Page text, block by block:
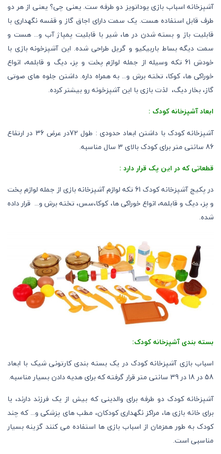
آشپزخانه اسباب بازی یوداتویز دو طرفه ست. یعنی چی؟ یعنی از هر دو
طرف قابل استفاده هست. یک سمت دارای اجاق گاز و قفسه نگهداری با
قابلیت باز و بسته شدن در ها، شیر با قابلیت پمپاژ آب و... هست و
سمت دیگه بساط باربیکیو و گریل طراحی شده. این آشپزخونه بازی با
خودش 61 تکه وسیله از جمله لوازم پخت و پز، دیگ و قابلمه، انواع
خوراکی ها، کوکا، تخته برش و... به همراه داره. داشتن جلوه های صوتی
گاز، بخار دیگ، لذت بازی با این آشپزخونه رو بیشتر کرده.
ابعاد آشپزخانه کودک :
آشپزخانه کودک با داشتن ابعاد حدودی : طول 72در عرض 36 در ارتفاع
86 سانتی متر برای کودک بالای 3 سال مناسبه.
قطعاتی که در این پک قرار دارد :
در پکیج آشپزخانه کودک 61 تکه لوازم آشپزخانه بازی از جمله لوازم پخت
و پز، دیگ و قابلمه، انواع خوراکی ها، کوکا،سس، تخته برش و... قرار داده
شده.
بسته بندی آشپزخانه کودک:
اسباب بازی آشپزخانه کودک در یک بسته بندی کارتونی شیک با ابعاد
58 در 18 در 39 سانتی متر قرار گرفته که برای هدیه دادن بسیار مناسبه.
آشپزخانه کودک دو طرفه برای والدینی که بیش از یک فرزند دارند، یا
برای خانه بازی ها، مراکز نگهداری کودکان، مطب های پزشکی و... که چند
کودک به طور همزمان از اسباب بازی ها استفاده می کنند گزینه بسیار
مناسبی است.